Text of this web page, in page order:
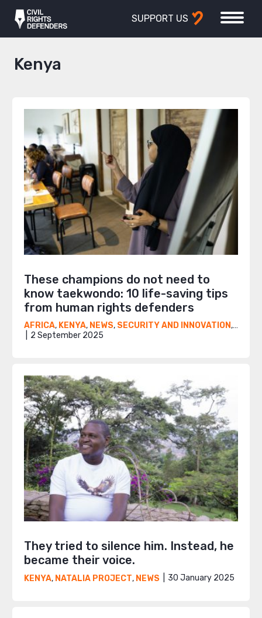
SUPPORT US
Kenya
These champions do not need to
know taekwondo: 10 life-saving tips
from human rights defenders
AFRICA, KENYA, NEWS, SECURITY AND INNOVATION,
2 September 2025
They tried to silence him. Instead, he
became their voice.
KENYA, NATALIA PROJECT, NEWS 30 January 2025